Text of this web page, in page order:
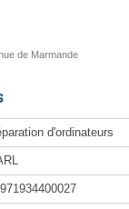
de Marmande
d'ordinateurs